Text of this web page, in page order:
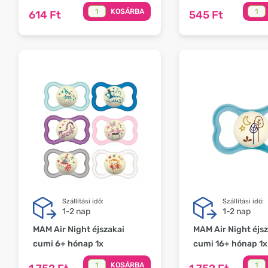
614 Ft KOSÁRBA 545 Ft
Szállítási idő:
1-2 nap
MAM Air Night éjszakai
cumi 6+ hónap 1x
KOSÁRBA
Szállítási idő:
1-2 nap
MAM Air Night
cumi 16+ hónap 1x